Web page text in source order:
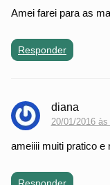
Amei farei para as
Responder
diana
20/01/2016 às
ameiiii muiti pratico e